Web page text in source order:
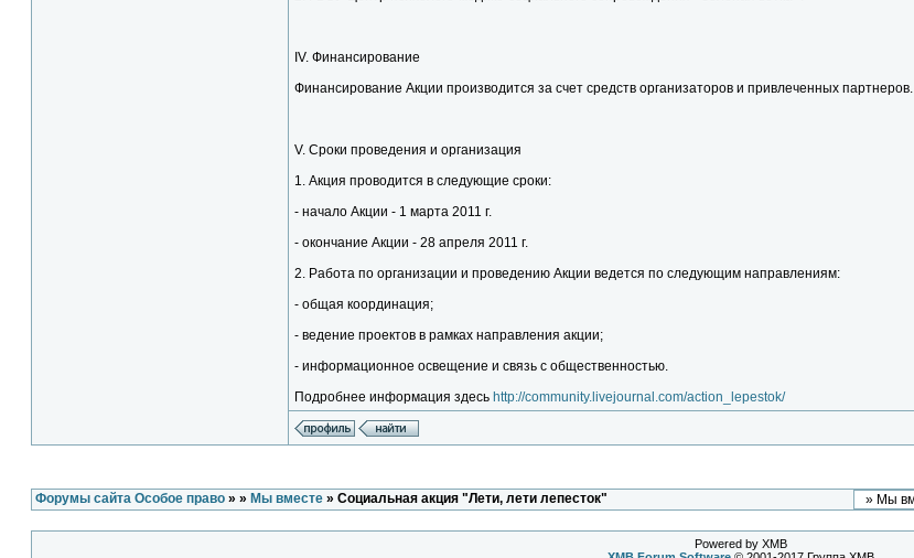
IV. Финансирование
Финансирование Акции производится за счет средств организаторов и привлеченных партнеров.
V. Сроки проведения и организация
1. Акция проводится в следующие сроки:
- начало Акции - 1 марта 2011 г.
- окончание Акции - 28 апреля 2011 г.
2. Работа по организации и проведению Акции ведется по следующим направлениям:
- общая координация;
- ведение проектов в рамках направления акции;
- информационное освещение и связь с общественностью.
Подробнее информация здесь http://community.livejournal.com/action_lepestok/
Форумы сайта Особое право » » Мы вместе » Социальная акция "Лети, лети лепесток"
Powered by XMB